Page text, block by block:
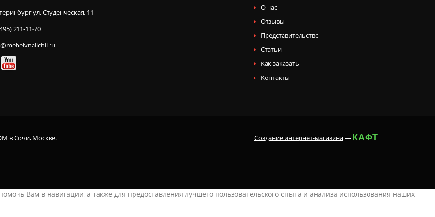
ул. Студенческая, 11
211-11-70
О нас
Отзывы
Представительство
Статьи
Как заказать
Контакты
в Сочи, Москве,
Создание интернет-магазина— КАФТ
Вам в навигации, а также для предоставления лучшего пользовательского опыта и анализа использования наших